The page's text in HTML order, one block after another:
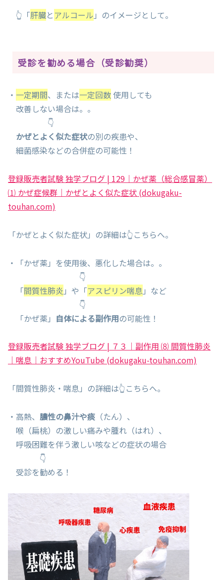
👆「肝臓と アルコール 」のイメージとして。
受診を勧める場合（受診勧奨）
・ 一定期間、または一定回数使用しても
改善しない場合は。。
👇
かぜとよく似た症状の別の疾患や、
細菌感染などの合併症の可能性！
登録販売者試験 独学ブログ | 129｜かぜ薬（総合感冒薬）
⑴ かぜ症候群｜かぜとよく似た症状 (dokugaku-
touhan.com)
「かぜとよく似た症状」の詳細は👆こちらへ。
・「かぜ薬」を使用後、悪化した場合は。。
👇
「間質性肺炎 」や「アスピリン喘息 」など
👇
「かぜ薬」 自体による副作用の可能性！
登録販売者試験 独学ブログ | ７３｜副作用 ⑻ 間質性肺炎
｜喘息｜おすすめYouTube (dokugaku-touhan.com)
「間質性肺炎・喘息」の詳細は👆こちらへ。
・高熱、 膿性の鼻汁や痰 （たん）、
喉（扁桃）の激しい痛みや腫れ（はれ）、
呼吸困難を伴う激しい咳などの症状の場合
👇
受診を勧める！